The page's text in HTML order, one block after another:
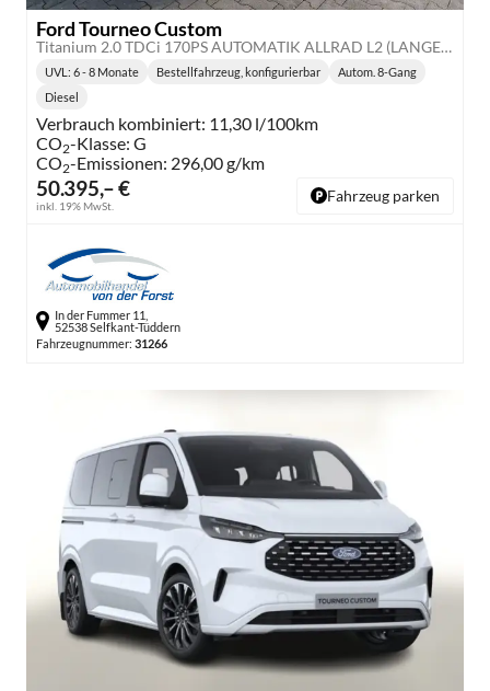
Ford Tourneo Custom
Titanium 2.0 TDCi 170PS AUTOMATIK ALLRAD L2 (LANGER RADSTAND) H1, 5 Jahre Garantie, 8 Plätze, 17" Alu, Sitzheizung, Klimautomatik vo/hi, Privacy-Glas, Spiegel elektr., Parksensoren v/h, Rückfahrkamera, LED-Scheinwerfer, Keyless, Beheizte Frontscheibe, Radio 13"
50.395,– €
inkl. 19% MwSt.
Lieferzeit:
UVL : 6 - 8 Monate Bestellfahrzeug, konfigurierbar
Getriebe:
Autom. 8-Gang
Kraftstoff:
Diesel
Verbrauch kombiniert: 11,30 l/100km
CO2-Klasse: G
CO2-Emissionen: 296,00 g/km
Fahrzeug parken
In der Fummer 11,
52538 Selfkant-Tüddern
Fahrzeugnummer: 31266